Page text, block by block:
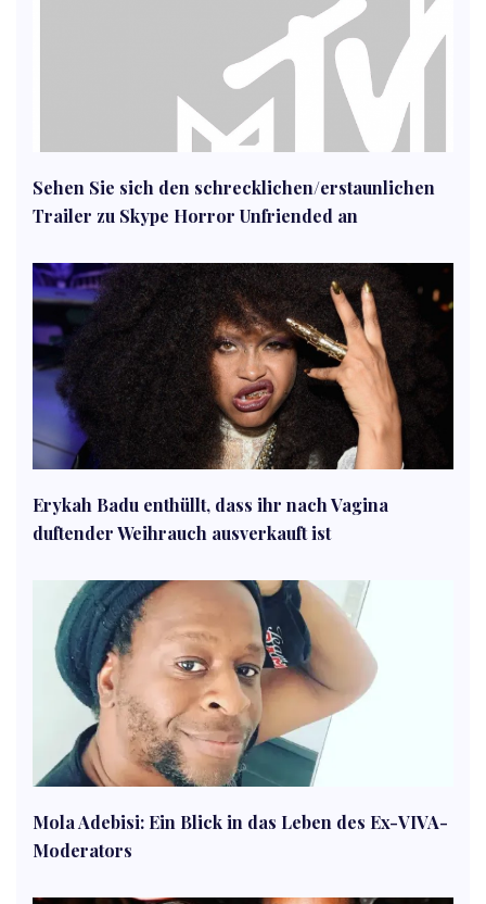
Sehen Sie sich den schrecklichen/erstaunlichen
Trailer zu Skype Horror Unfriended an
Erykah Badu enthüllt, dass ihr nach Vagina
duftender Weihrauch ausverkauft ist
Mola Adebisi: Ein Blick in das Leben des Ex-VIVA-
Moderators